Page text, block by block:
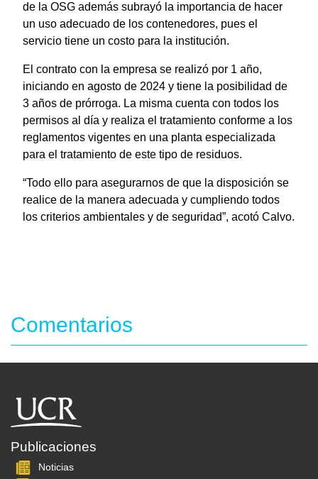
de la OSG además subrayó la importancia de hacer
un uso adecuado de los contenedores, pues el
servicio tiene un costo para la institución.
El contrato con la empresa se realizó por 1 año,
iniciando en agosto de 2024 y tiene la posibilidad de
3 años de prórroga. La misma cuenta con todos los
permisos al día y realiza el tratamiento conforme a los
reglamentos vigentes en una planta especializada
para el tratamiento de este tipo de residuos.
“Todo ello para asegurarnos de que la disposición se
realice de la manera adecuada y cumpliendo todos
los criterios ambientales y de seguridad”, acotó Calvo.
Comentarios
Publicaciones
Noticias